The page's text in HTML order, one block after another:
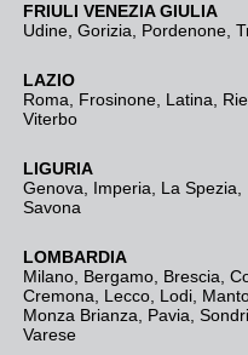
FRIULI VENEZIA GIULIA
Udine Gorizia Pordenone
LAZIO
Roma
Frosinone Latina
Viterbo
LIGURIA
Genova
Imperia La Spezia
Savona
LOMBARDIA
Milano Bergamo Brescia,
Cremona
Lecco Lodi
Monza Brianza
Pavia
Varese